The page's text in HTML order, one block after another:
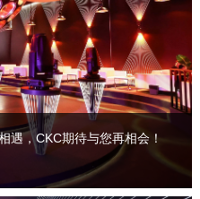
遇，CKC期待与您再相会！